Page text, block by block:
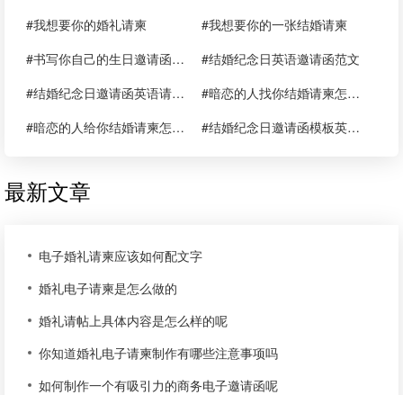
#我想要你的婚礼请柬
#我想要你的一张结婚请柬
#书写你自己的生日邀请函英语请柬范文
#结婚纪念日英语邀请函范文
#结婚纪念日邀请函英语请柬范文
#暗恋的人找你结婚请柬怎么写范文
#暗恋的人给你结婚请柬怎么写范文
#结婚纪念日邀请函模板英语请柬范文
最新文章
电子婚礼请柬应该如何配文字
婚礼电子请柬是怎么做的
婚礼请帖上具体内容是怎么样的呢
你知道婚礼电子请柬制作有哪些注意事项吗
如何制作一个有吸引力的商务电子邀请函呢